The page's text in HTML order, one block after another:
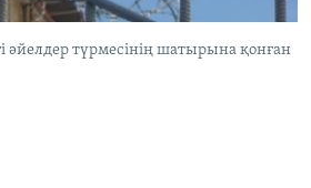
әйелдер түрмесінің шатырына қонған